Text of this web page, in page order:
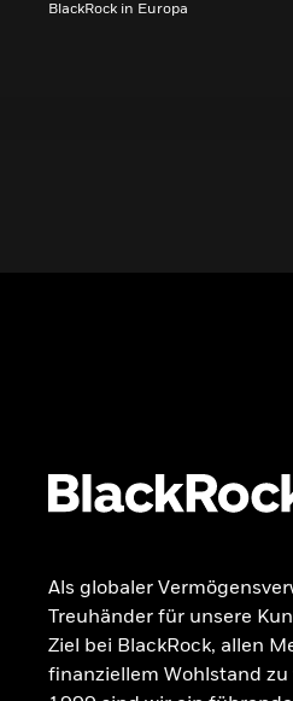
BlackRock in Europa
Als globaler
Treuhänder für unsere
Ziel bei BlackRock, allen
finanziellem Wohlstand zu